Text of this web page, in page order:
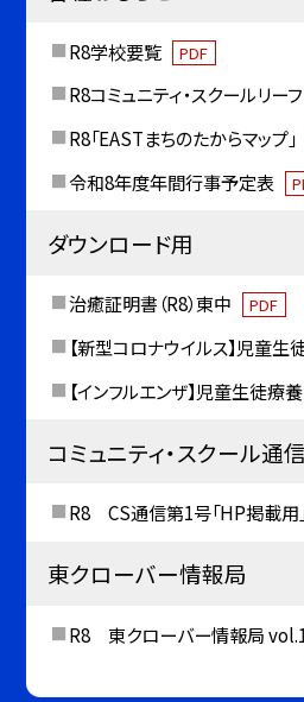
R8学校要覧 PDF
R8コミュニティ・スクールリー
R8「EASTまちのたからマップ」
令和8年度年間行事予定表
ダウンロード用
治癒証明書（R8）東中 PDF
【新型コロナウイルス】児童
【インフルエンザ】児童生徒療
コミュニティ・スクール通信
R8 CS通信第1号「HP掲載用」
東クローバー情報局
R8 東クローバー情報局